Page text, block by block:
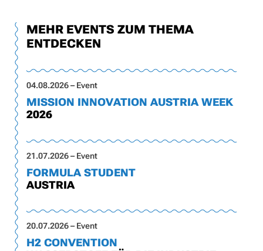
MEHR EVENTS ZUM THEMA
ENTDECKEN
04.08.2026 – Event
MISSION INNOVATION AUSTRIA WEEK
2026
21.07.2026 – Event
FORMULA STUDENT
AUSTRIA
20.07.2026 – Event
H2 CONVENTION